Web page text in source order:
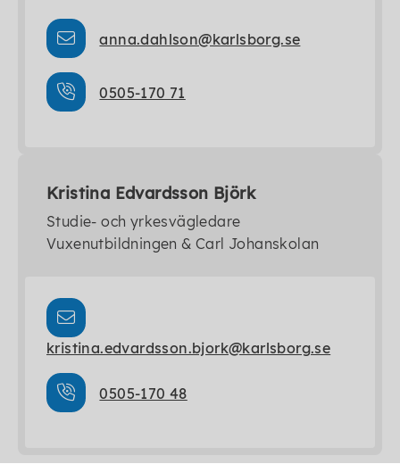
anna.dahlson@karlsborg.se
0505-170 71
Kristina Edvardsson Björk
Studie- och yrkesvägledare
Vuxenutbildningen & Carl Johanskolan
kristina.edvardsson.bjork@karlsborg.se
0505-170 48